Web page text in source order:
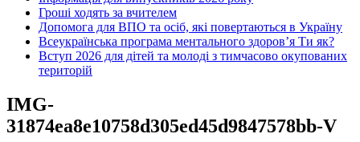
Гроші ходять за вчителем
Допомога для ВПО та осіб, які повертаються в Україну
Всеукраїнська програма ментального здоров’я Ти як?
Вступ 2026 для дітей та молоді з тимчасово окупованих
територій
IMG-
31874ea8e10758d305ed45d9847578bb-V